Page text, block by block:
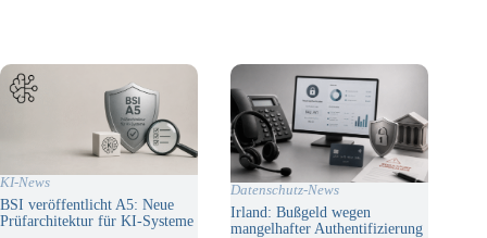
KI-News
BSI veröffentlicht A5: Neue
Prüfarchitektur für KI-Systeme
Datenschutz-News
Irland: Bußgeld wegen
mangelhafter Authentifizierung